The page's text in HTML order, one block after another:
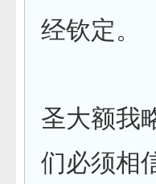
经钦定。
圣大额我
们必须相